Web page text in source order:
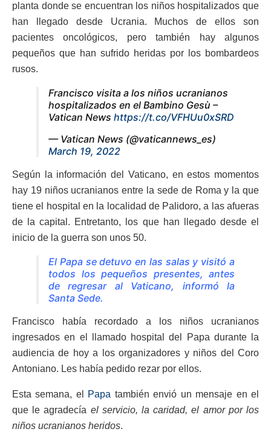
planta donde se encuentran los niños hospitalizados que
han llegado desde Ucrania. Muchos de ellos son
pacientes oncológicos, pero también hay algunos
pequeños que han sufrido heridas por los bombardeos
rusos.
Francisco visita a los niños ucranianos
hospitalizados en el Bambino Gesù –
Vatican News https://t.co/VFHUu0xSRD
— Vatican News (@vaticannews_es)
March 19, 2022
Según la información del Vaticano, en estos momentos
hay 19 niños ucranianos entre la sede de Roma y la que
tiene el hospital en la localidad de Palidoro, a las afueras
de la capital. Entretanto, los que han llegado desde el
inicio de la guerra son unos 50.
El Papa se detuvo en las salas y visitó a
todos los pequeños presentes, antes
de regresar al Vaticano, informó la
Santa Sede.
Francisco había recordado a los niños ucranianos
ingresados en el llamado hospital del Papa durante la
audiencia de hoy a los organizadores y niños del Coro
Antoniano. Les había pedido rezar por ellos.
Esta semana, el Papa también envió un mensaje en el
que le agradecía el servicio, la caridad, el amor por los
niños ucranianos heridos.